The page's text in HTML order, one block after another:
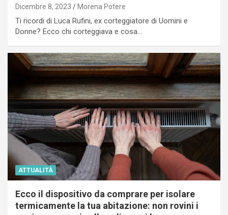
Dicembre 8, 2023 Morena Potere
Ti ricordi di Luca Rufini, ex corteggiatore di Uomini e
Donne? Ecco chi corteggiava e cosa…
ATTUALITÀ
Ecco il dispositivo da comprare per isolare
termicamente la tua abitazione: non rovini i